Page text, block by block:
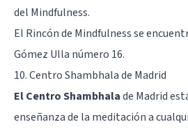
del Mindfulness.
El Rincón de Mindfulness se
Gómez Ulla número 16.
10. Centro Shambhala de Madrid
El Centro Shambhalade Madrid
enseñanza de la meditación a